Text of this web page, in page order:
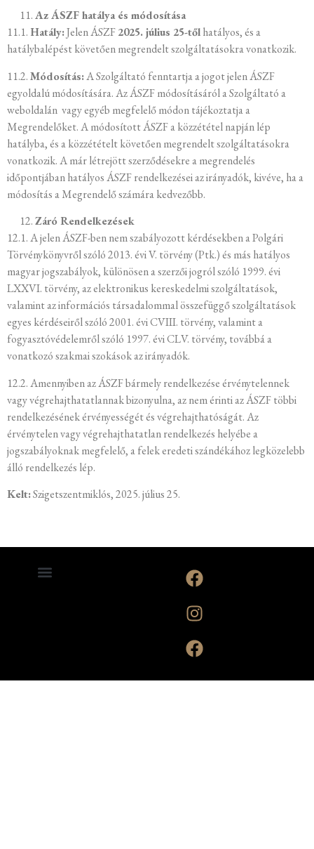
Az ÁSZF hatálya és módosítása
11.1. Hatály:Jelen ÁSZF2025. július 25-tőlhatályos, és a
hatálybalépést követően megrendelt szolgáltatásokra vonatkozik.
11.2.Módosítás:A Szolgáltató fenntartja a jogot jelen ÁSZF
egyoldalú módosítására. Az ÁSZF módosításáról a Szolgáltató a
weboldalán vagy egyéb megfelelő módon tájékoztatja a
Megrendelőket. A módosított ÁSZF a közzététel napján lép
hatályba, és a közzétételt követően megrendelt szolgáltatásokra
vonatkozik. A már létrejött szerződésekre a megrendelés
időpontjában hatályos ÁSZF rendelkezései az irányadók, kivéve, ha a
módosítás a Megrendelő számára kedvezőbb.
Záró Rendelkezések
12.1. A jelen ÁSZF-ben nem szabályozott kérdésekben a Polgári
Törvénykönyvről szóló 2013. évi V. törvény (Ptk.) és más hatályos
magyar jogszabályok, különösen a szerzői jogról szóló 1999. évi
LXXVI. törvény, az elektronikus kereskedelmi szolgáltatások,
valamint az információs társadalommal összefüggő szolgáltatások
egyes kérdéseiről szóló 2001. évi CVIII. törvény, valamint a
fogyasztóvédelemről szóló 1997. évi CLV. törvény, továbbá a
vonatkozó szakmai szokások az irányadók.
12.2. Amennyiben az ÁSZF bármely rendelkezése érvénytelennek
vagy végrehajthatatlannak bizonyulna, az nem érinti az ÁSZF többi
rendelkezésének érvényességét és végrehajthatóságát. Az
érvénytelen vagy végrehajthatatlan rendelkezés helyébe a
jogszabályoknak megfelelő, a felek eredeti szándékához legközelebb
álló rendelkezés lép.
Kelt:Szigetszentmiklós, 2025. július 25.